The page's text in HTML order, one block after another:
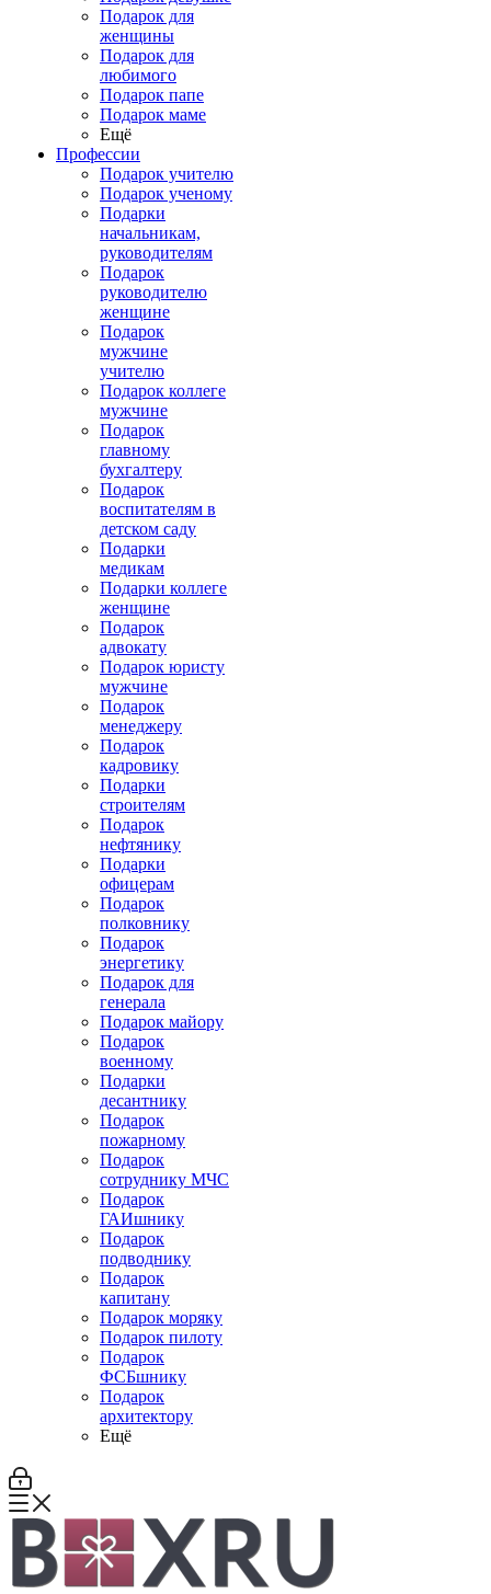
Подарок для
женщины
Подарок для
любимого
Подарок папе
Подарок маме
Ещё
Профессии
Подарок учителю
Подарок ученому
Подарки
начальникам,
руководителям
Подарок
руководителю
женщине
Подарок
мужчине
учителю
Подарок коллеге
мужчине
Подарок
главному
бухгалтеру
Подарок
воспитателям в
детском саду
Подарки
медикам
Подарки коллеге
женщине
Подарок
адвокату
Подарок юристу
мужчине
Подарок
менеджеру
Подарок
кадровику
Подарки
строителям
Подарок
нефтянику
Подарки
офицерам
Подарок
полковнику
Подарок
энергетику
Подарок для
генерала
Подарок майору
Подарок
военному
Подарки
десантнику
Подарок
пожарному
Подарок
сотруднику МЧС
Подарок
ГАИшнику
Подарок
подводнику
Подарок
капитану
Подарок моряку
Подарок пилоту
Подарок
ФСБшнику
Подарок
архитектору
Ещё